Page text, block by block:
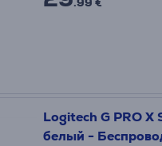
Logitech G PRO X
белый -